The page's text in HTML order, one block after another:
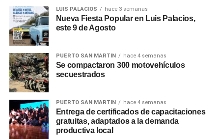
Adorniexplicó que el cierre de organismos «en algunos
será por decreto, en otros bastará con la decisión de cada
ministro». Respecto a los posibles despidos,
que «empleado que esté de más no tiene razón de ser
que un argentino abone su sueldo con sus impuestos».
LUIS PALACIOS hace 3 semanas
Nueva Fiesta Popular en Luis Palacios,
este 9 de Agosto
PUERTO SAN MARTIN hace 4 semanas
Se compactaron 300 motovehículos
secuestrados
PUERTO SAN MARTIN hace 4 semanas
Entrega de certificados de capacitaciones
gratuitas, adaptados a la demanda
productiva local